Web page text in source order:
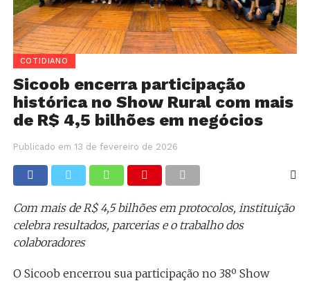
COTIDIANO
Sicoob encerra participação
histórica no Show Rural com mais
de R$ 4,5 bilhões em negócios
Publicado em 13 de fevereiro de 2026
Com mais de R$ 4,5 bilhões em protocolos, instituição
celebra resultados, parcerias e o trabalho dos
colaboradores
O Sicoob encerrou sua participação no 38º Show